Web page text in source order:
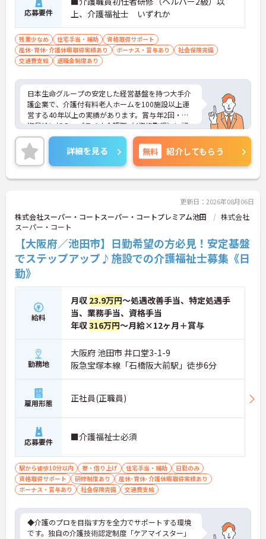
職場です】
・賞与年2回・定期昇給、夜勤手当・家族手当・住
宅手当など各種手当が充実しています
・残業は月平均4.3時間と業界水準を大きく下回って
おり、有給休暇取得実績14日と休みも取りやすい環
境です
り、有給と組み合わせて海外旅行に行くスタッフも
いる職場です
・インカム導入によりスタッフ間のフリーハンド連
絡・情報共有が可能、また、睡眠センサー・アレク
サ等IoT機器を活用し、業務効率化と質の高いケアを
両立しています
・従業員満足度調査を定期実施し、スタッフの声を
制度に反映する文化があります
・エリアマネージャー・社長が定期的にホームを周
り、スタッフと直接意見交換をしています
児と仕事を両立できる体制が整っています
・育児短時間勤務が小学4年生まで利用でき、法令よ
り長い期間サポートを受けることができます
・「くるみん」「えるぼし」「トモニン」の3つの
厚生労働省認定を取得しており、ライフステージに
合わせた長期就業が実現できる職場です
応募要件
上、介護福祉士 いずれか
残業少なめ 住宅手当・補助
資格取得サポート
産休･育休･介護休暇取得実績あり
ボーナス・賞与あり
社会保険完備
交通費支給
退職金制度あり
日本生命グループの安定した経営基盤を持つ大手介
護企業で、介護付有料老人ホームを100施設以上運
営する40年以上の実績があります。賞与年2回・定
期昇給に加え、プラチナ介護職（4資格取得）に認
定されると月38,000円の手当が加算され、スキルが
収入に直結する仕組みが整っています。年間休日11
1日以上・残業月平均4.3時間と働きやすく、育休取
得率100%・育児短時間勤務（小学4年生まで）・有
給取得実績14日と、家庭との両立を長期的にサポー
時研修・技術向上研修など段階別の研修体制と資格
取得支援が整っており、介護福祉士国家試験対策講
座やケアマネ対策講座も自社開講しています。多職
種チームケアの中で専門性を高めながら、ケアマネ
ジャーや生活相談員へのキャリアアップも実現でき
る職場です。
★おすすめPOINT★
【日本生命グループの大手企業・成長ができる環境
・日本生命グループを親会社に持つ大手介護企業
で、100施設以上を運営する安定した経営基盤があ
・介護福祉士を取得すると資格手当がプラスされ、
プラチナ介護職（4資格）に認定されると月38,000
円の手当が加算される仕組みが整っています
・介護福祉士国家試験対策講座・認知症ケア専門士
対策・ケアマネジャー対策など、資格取得支援講座
を自社開講しており、資格保有率99.8%の実績があ
ります
職場です】
・賞与年2回・定期昇給、夜勤手当・家族手当・住
宅手当など各種手当が充実しています
・残業は月平均4.3時間と業界水準を大きく下回って
おり、有給休暇取得実績14日と休みも取りやすい環
境です
・年間休日111日以上・シフトは柔軟に対応してお
いる職場です
・インカム導入によりスタッフ間のフリーハンド連
絡・情報共有が可能、また、睡眠センサー・アレク
詳細を見る 無料 紹介してもらう
更新日：2026年08月06日
株式会社スーパー・コートスーパー・コートプレミアム池田
株式会社
スーパー・コート
【大阪府／池田市】日勤希望の方必見！安定基盤
でステップアップ♪施設での介護福祉士募集《日
勤》
給料
月収 23.9万円～処遇改善手当、特定処遇手
当、業務手当、資格手当
年収316万円～月給×12ヶ月＋賞与
勤務地
大阪府 池田市 井口堂3-1-9
阪急宝塚本線「石橋阪大前駅」徒歩6分
雇用形態 正社員(正職員)
応募要件 ■介護福祉士必須
駅から徒歩10分以内 寮・借り上げ 住宅手当・補助
日勤のみ
資格取得サポート
研修制度あり
産休･育休･介護休暇取得実績あり
ボーナス・賞与あり
社会保険完備 交通費支給
◆介護のプロを目指す方を全力でサポートする環境
です。独自の介護技術認定制度「ケアマイスター」